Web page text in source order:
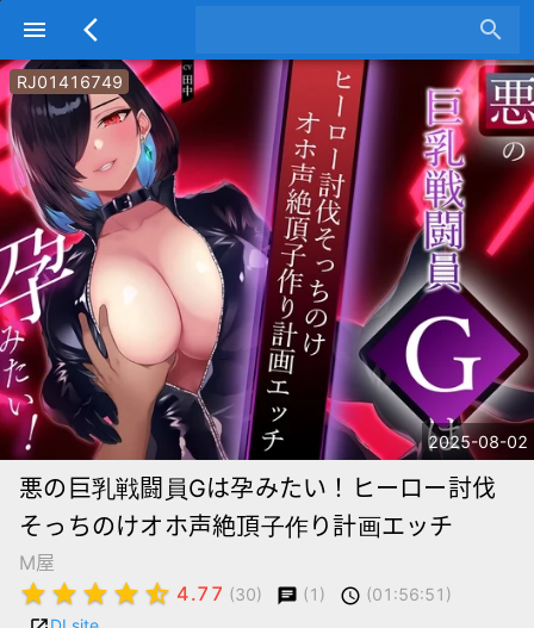
menu arrow_back_ios search
RJ01416749
2025-08-02
悪の巨乳戦闘員Gは孕みたい！ヒーロー討伐
そっちのけオホ声絶頂子作り計画エッチ
M屋
star star star star star_half 4.77 (30) chat (1) schedule (01:56:51)